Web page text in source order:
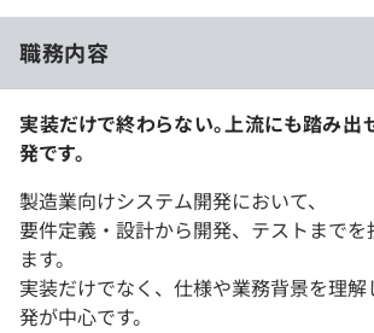
職務内容
実装だけで終わらない。上流にも踏み出
発です。
製造業向けシステム開発において、
要件定義・設計から開発、テストまでを
ます。
実装だけでなく、仕様や業務背景を理
発が中心です。